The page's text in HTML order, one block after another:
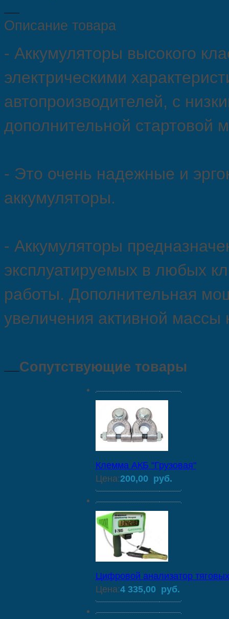
Описание товара
- Аккумуляторы высокого
электрическими
автопроизводителей, с
дополнительной стартовой
- Это очень надежные и
аккумуляторы.
- Аккумуляторы
эксплуатируемых в любых
работы. Дополнительная
увеличения активной массы
Сопутствующие товары
Клемма АКБ "Грузовая"
Цена:200,00 руб.
Цифровой анализатор
Цена:4 335,00 руб.